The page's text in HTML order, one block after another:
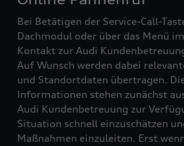
Bei Betätigen der Service-Call-
Dachmodul oder über das Menü
Kontakt zur Audi
Auf Wunsch werden dabei
und Standortdaten übertragen.
Informationen stehen zunächst
Audi Kundenbetreuung zur
Situation schnell einzuschätzen
Maßnahmen einzuleiten. Erst